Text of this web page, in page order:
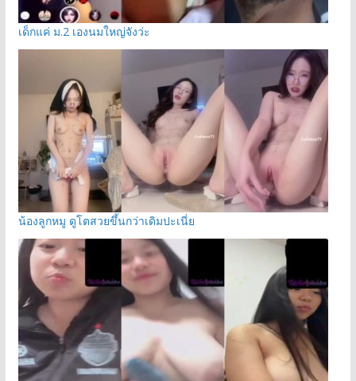
เด็กแค่ ม.2 เองนมใหญ่จังว่ะ
น้องลูกหมู ดูโตสวยขึ้นกว่าเดิมปะเนี่ย